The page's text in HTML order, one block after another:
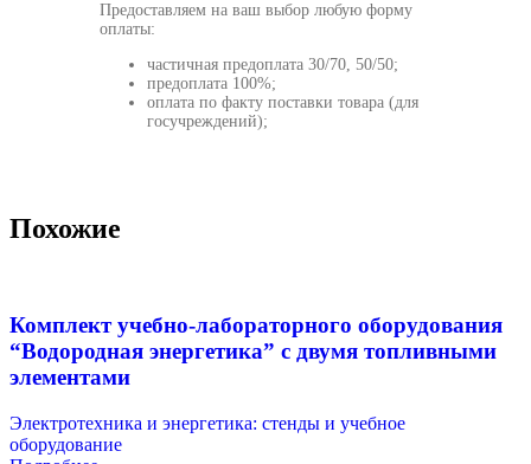
Предоставляем на ваш выбор любую форму
оплаты:
частичная предоплата 30/70, 50/50;
предоплата 100%;
оплата по факту поставки товара (для
госучреждений);
Похожие
Комплект учебно-лабораторного оборудования
“Водородная энергетика” с двумя топливными
элементами
Электротехника и энергетика: стенды и учебное
оборудование